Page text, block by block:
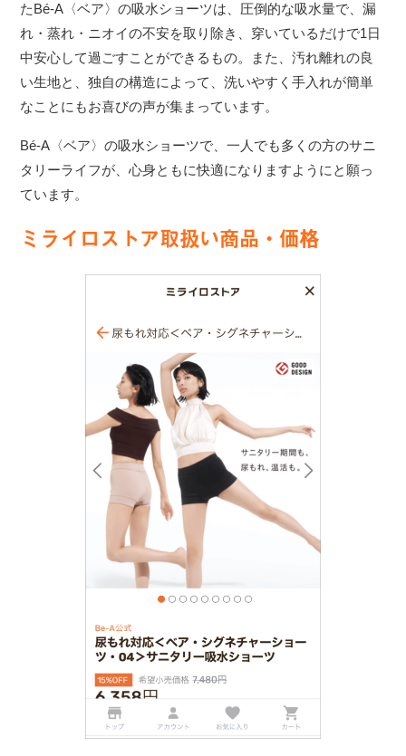
たBé-A〈ベア〉の吸水ショーツは、圧倒的な吸水量で、漏
れ・蒸れ・ニオイの不安を取り除き、穿いているだけで1日
中安心して過ごすことができるもの。また、汚れ離れの良
い生地と、独自の構造によって、洗いやすく手入れが簡単
なことにもお喜びの声が集まっています。
Bé-A〈ベア〉の吸水ショーツで、一人でも多くの方のサニ
タリーライフが、心身ともに快適になりますようにと願っ
ています。
ミライロストア取扱い商品・価格